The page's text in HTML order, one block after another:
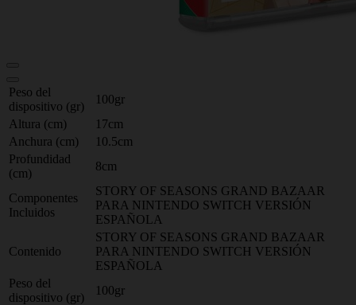
Peso del
dispositivo (gr)
100gr
Altura (cm)
17cm
Anchura (cm)
10.5cm
Profundidad
(cm)
8cm
Componentes
Incluidos
STORY OF SEASONS GRAND BAZAAR
PARA NINTENDO SWITCH VERSIÓN
ESPAÑOLA
Contenido
STORY OF SEASONS GRAND BAZAAR
PARA NINTENDO SWITCH VERSIÓN
ESPAÑOLA
Peso del
dispositivo (gr)
100gr